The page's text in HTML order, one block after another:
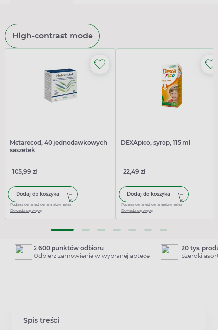
High-contrast mode
Metarecod, 40 jednodawkowych
saszetek
105,99 zł
Dodaj do koszyka
Podana cena jest ceną maksymalną
Dowiedz się więcej
DEXApico, syrop, 115 ml
22,49 zł
Dodaj do koszyka
Podana cena jest ceną maksymalną
Dowiedz się więcej
2 600 punktów odbioru
Odbierz zamówienie w wybranej aptece
20 tys.
Szeroki
Spis treści